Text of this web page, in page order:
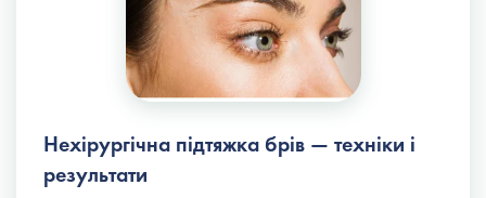
Нехірургічна підтяжка брів — техніки і
результати